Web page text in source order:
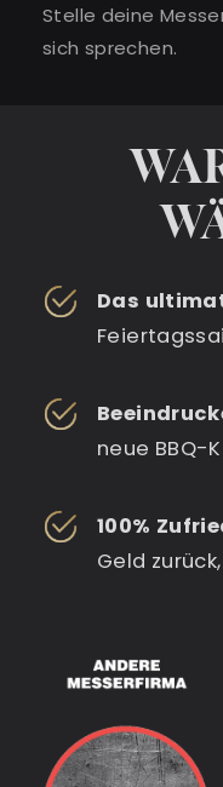
Stelle deine
sich sprechen.
Das
neue BBQ-
100%
Geld